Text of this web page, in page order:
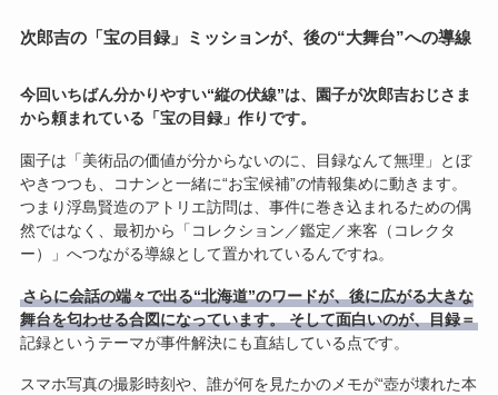
次郎吉の「宝の目録」ミッションが、後の“大舞台”への導線
今回いちばん分かりやすい“縦の伏線”は、園子が次郎吉おじさま
から頼まれている「宝の目録」作りです。
園子は「美術品の価値が分からないのに、目録なんて無理」とぼ
やきつつも、コナンと一緒に“お宝候補”の情報集めに動きます。
つまり浮島賢造のアトリエ訪問は、事件に巻き込まれるための偶
然ではなく、最初から「コレクション／鑑定／来客（コレクタ
ー）」へつながる導線として置かれているんですね。
さらに会話の端々で出る“北海道”のワードが、後に広がる大きな
舞台を匂わせる合図になっています。 そして面白いのが、目録＝
記録というテーマが事件解決にも直結している点です。
スマホ写真の撮影時刻や、誰が何を見たかのメモが“壺が壊れた本